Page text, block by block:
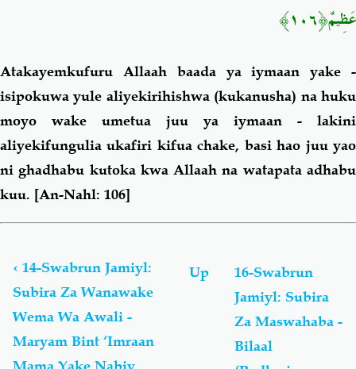
عَظِيمٌ﴿١٠٦﴾
Atakayemkufuru Allaah baada ya iymaan yake -
isipokuwa yule aliyekirihishwa (kukanusha) na huku
moyo wake umetua juu ya iymaan - lakini
aliyekifungulia ukafiri kifua chake, basi hao juu yao
ni ghadhabu kutoka kwa Allaah na watapata adhabu
kuu. [An-Nahl: 106]
links
for
Swabrun
Jamiyl
(Subira
Njema)
‹ 14-Swabrun Jamiyl:
Subira Za Wanawake
Wema Wa Awali -
Maryam Bint ‘Imraan
Up
16-Swabrun
Jamiyl: Subira
Za Maswahaba -
Bilaal